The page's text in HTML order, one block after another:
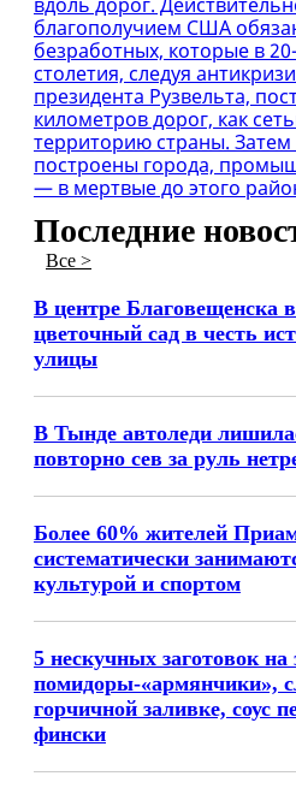
благополучием США
безработных, которые в
столетия, следуя
президента Рузвельта,
километров дорог, как
территорию страны. Затем
построены города,
— в мертвые до этого
Последние
Все >
В центре Благовещенска
цветочный сад в честь
улицы
В Тынде автоледи
повторно сев за руль
Более 60% жителей
систематически
культурой и спортом
5 нескучных заготовок на
помидоры-«армянчики»,
горчичной заливке, соус
фински